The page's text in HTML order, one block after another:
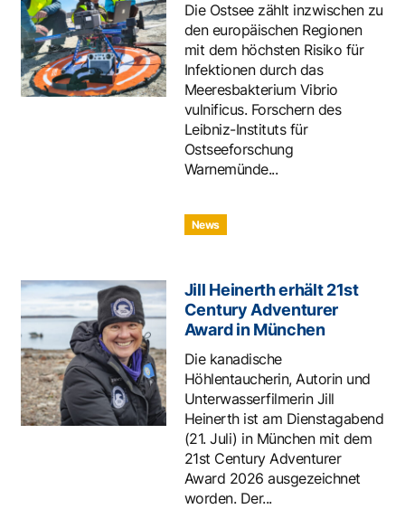
Die Ostsee zählt inzwischen zu
den europäischen Regionen
mit dem höchsten Risiko für
Infektionen durch das
Meeresbakterium Vibrio
vulnificus. Forschern des
Leibniz-Instituts für
Ostseeforschung
Warnemünde...
News
Jill Heinerth erhält 21st
Century Adventurer
Award in München
Die kanadische
Höhlentaucherin, Autorin und
Unterwasserfilmerin Jill
Heinerth ist am Dienstagabend
(21. Juli) in München mit dem
21st Century Adventurer
Award 2026 ausgezeichnet
worden. Der...